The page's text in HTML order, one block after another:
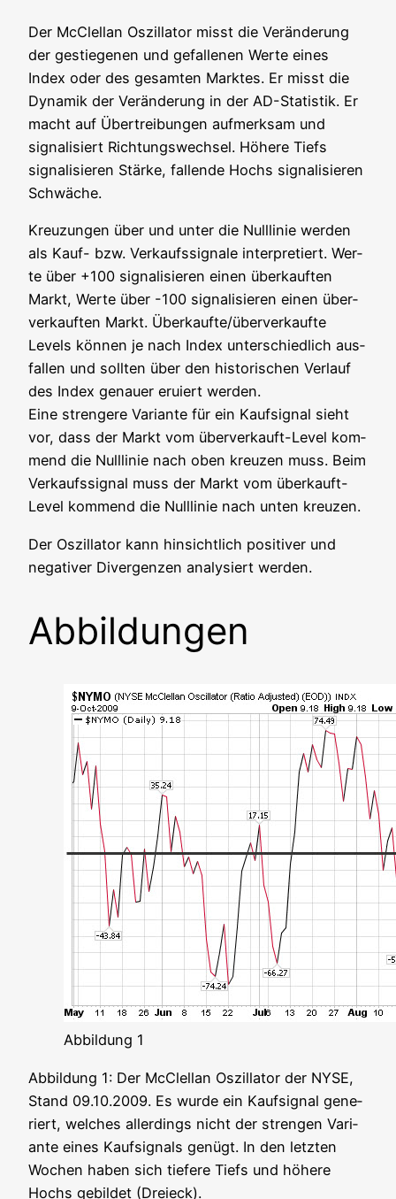
Der McClel­lan Oszil­la­tor misst die Ver­än­de­rung
der gestie­ge­nen und gefal­le­nen Wer­te eines
Index oder des gesam­ten Mark­tes. Er misst die
Dyna­mik der Ver­än­de­rung in der AD-Sta­tis­tik. Er
macht auf Über­trei­bun­gen auf­merk­sam und
signa­li­siert Rich­tungs­wech­sel. Höhe­re Tiefs
signa­li­sie­ren Stär­ke, fal­len­de Hochs signa­li­sie­ren
Schwäche.
Kreu­zun­gen über und unter die Null­li­nie wer­den
als Kauf- bzw. Ver­kaufs­si­gna­le inter­pre­tiert. Wer­
te über +100 signa­li­sie­ren einen über­kauf­ten
Markt, Wer­te über -100 signa­li­sie­ren einen über­
ver­kauf­ten Markt. Überkaufte/überverkaufte
Levels kön­nen je nach Index unter­schied­lich aus­
fal­len und soll­ten über den his­to­ri­schen Ver­lauf
des Index genau­er eru­iert werden.
Eine stren­ge­re Vari­an­te für ein Kauf­si­gnal sieht
vor, dass der Markt vom über­ver­kauft-Level kom­
mend die Null­li­nie nach oben kreu­zen muss. Beim
Ver­kaufs­si­gnal muss der Markt vom über­kauft-
Level kom­mend die Null­li­nie nach unten kreuzen.
Der Oszil­la­tor kann hin­sicht­lich posi­ti­ver und
nega­ti­ver Diver­gen­zen ana­ly­siert werden.
Abbildungen
Abbil­dung 1
Abbil­dung 1: Der McClel­lan Oszil­la­tor der NYSE,
Stand 09.10.2009. Es wur­de ein Kauf­si­gnal gene­
riert, wel­ches aller­dings nicht der stren­gen Vari­
an­te eines Kauf­si­gnals genügt. In den letz­ten
Wochen haben sich tie­fe­re Tiefs und höhe­re
Hochs gebil­det (Drei­eck).